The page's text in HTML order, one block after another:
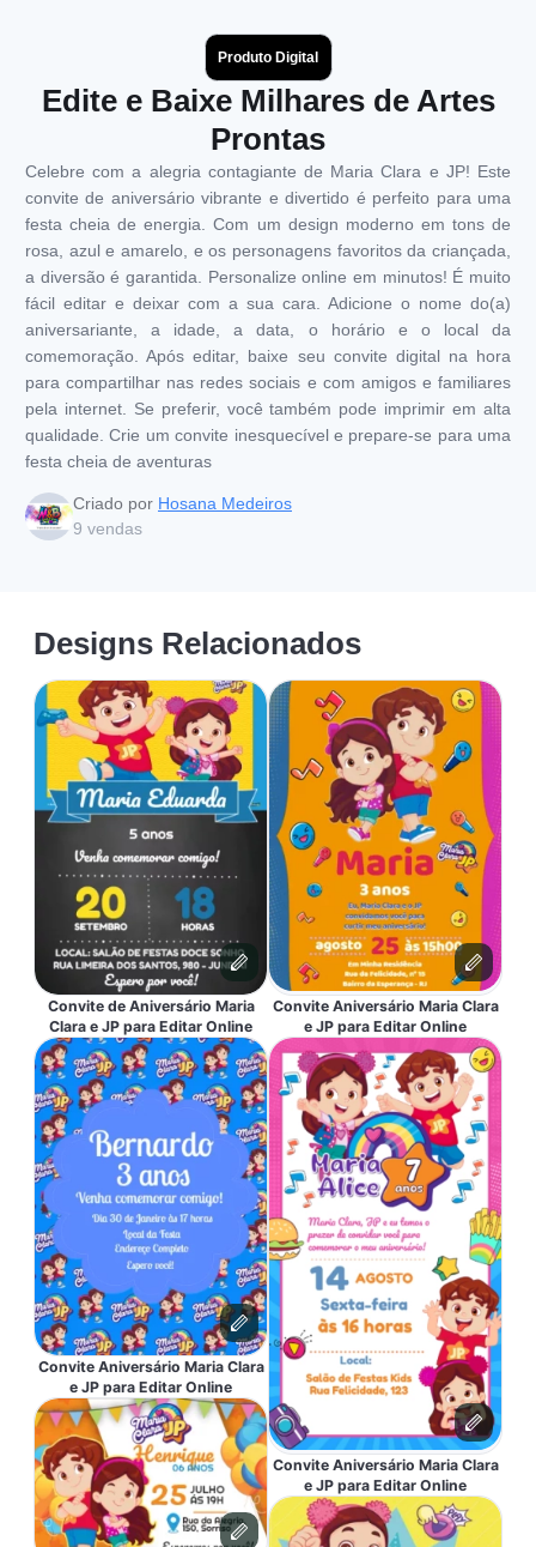
Produto Digital
Edite e Baixe Milhares de Artes
Prontas
Celebre com a alegria contagiante de Maria Clara e JP! Este
convite de aniversário vibrante e divertido é perfeito para uma
festa cheia de energia. Com um design moderno em tons de
rosa, azul e amarelo, e os personagens favoritos da criançada,
a diversão é garantida. Personalize online em minutos! É muito
fácil editar e deixar com a sua cara. Adicione o nome do(a)
aniversariante, a idade, a data, o horário e o local da
comemoração. Após editar, baixe seu convite digital na hora
para compartilhar nas redes sociais e com amigos e familiares
pela internet. Se preferir, você também pode imprimir em alta
qualidade. Crie um convite inesquecível e prepare-se para uma
festa cheia de aventuras
Criado por Hosana Medeiros
9 vendas
Designs Relacionados
Convite de Aniversário Maria
Clara e JP para Editar Online
Convite Aniversário Maria Clara
e JP para Editar Online
Convite Aniversário Maria Clara
e JP para Editar Online
Convite Aniversário Maria Clara
e JP para Editar Online